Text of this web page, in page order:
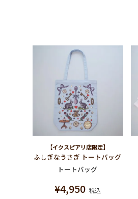
【イクスピアリ店限定】
ふしぎなうさぎ トートバッグ
トートバッグ
¥4,950 税込